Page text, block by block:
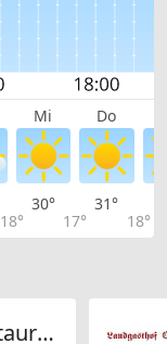
Mi Do
18°
30°
17°
31°
18°
Schindle Grill - Restaurant Frohsinn